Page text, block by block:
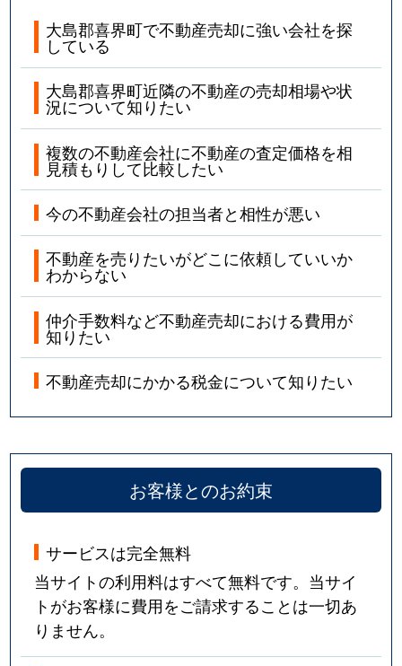
大島郡喜界町で不動産売却に強い会社を探
している
大島郡喜界町近隣の不動産の売却相場や状
況について知りたい
複数の不動産会社に不動産の査定価格を相
見積もりして比較したい
今の不動産会社の担当者と相性が悪い
不動産を売りたいがどこに依頼していいか
わからない
仲介手数料など不動産売却における費用が
知りたい
不動産売却にかかる税金について知りたい
お客様とのお約束
サービスは完全無料
当サイトの利用料はすべて無料です。当サイ
トがお客様に費用をご請求することは一切あ
りません。